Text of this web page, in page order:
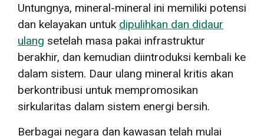
Untungnya, mineral-mineral ini memiliki potensi
dan kelayakan untuk dipulihkan dan didaur
ulang setelah masa pakai infrastruktur
berakhir, dan kemudian diintroduksi kembali ke
dalam sistem. Daur ulang mineral kritis akan
berkontribusi untuk mempromosikan
sirkularitas dalam sistem energi bersih.
Berbagai negara dan kawasan telah mulai